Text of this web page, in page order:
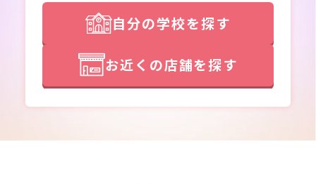
自分の学校を探す
お近くの店舗を探す